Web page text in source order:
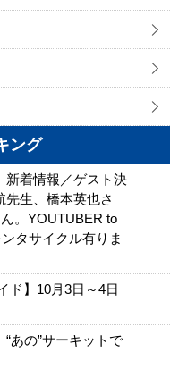
ング
新着情報／ゲスト決
先生、橋本英也さ
。YOUTUBER to
タサイクル有りま
ド】10月3日～4日
“あの”サーキットで